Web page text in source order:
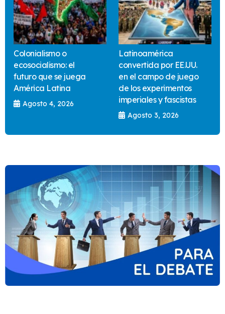
Colonialismo o
ecosocialismo: el
futuro que se juega
América Latina
Agosto 4, 2026
Latinoamérica
convertida por EE.UU.
en el campo de juego
de los experimentos
imperiales y fascistas
Agosto 3, 2026